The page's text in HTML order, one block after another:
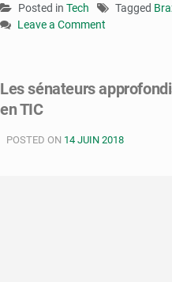
Posted in Tech Tagged
Leave a Comment
:
des
de
Les sénateurs
en TIC
POSTED ON 14 JUIN 2018